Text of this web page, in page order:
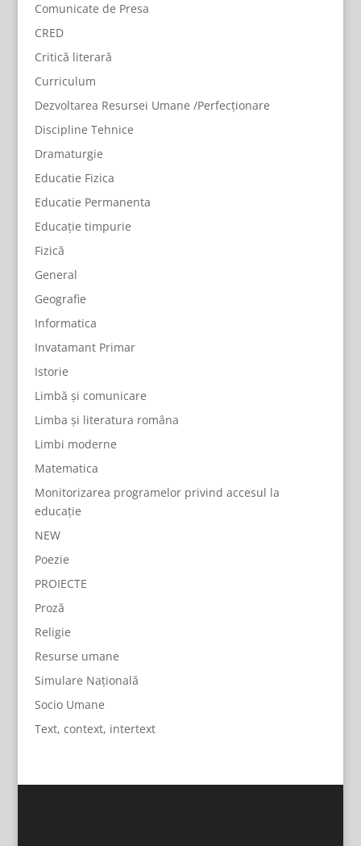
Comunicate de Presa
CRED
Critică literară
Curriculum
Dezvoltarea Resursei Umane /Perfecționare
Discipline Tehnice
Dramaturgie
Educatie Fizica
Educatie Permanenta
Educație timpurie
Fizică
General
Geografie
Informatica
Invatamant Primar
Istorie
Limbă și comunicare
Limba și literatura româna
Limbi moderne
Matematica
Monitorizarea programelor privind accesul la
educație
NEW
Poezie
PROIECTE
Proză
Religie
Resurse umane
Simulare Națională
Socio Umane
Text, context, intertext